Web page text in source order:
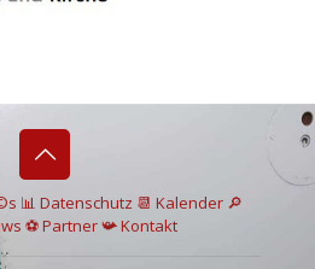
📊 Datenschutz 📆 Kalender 🔎
⚽Partner📯Kontakt